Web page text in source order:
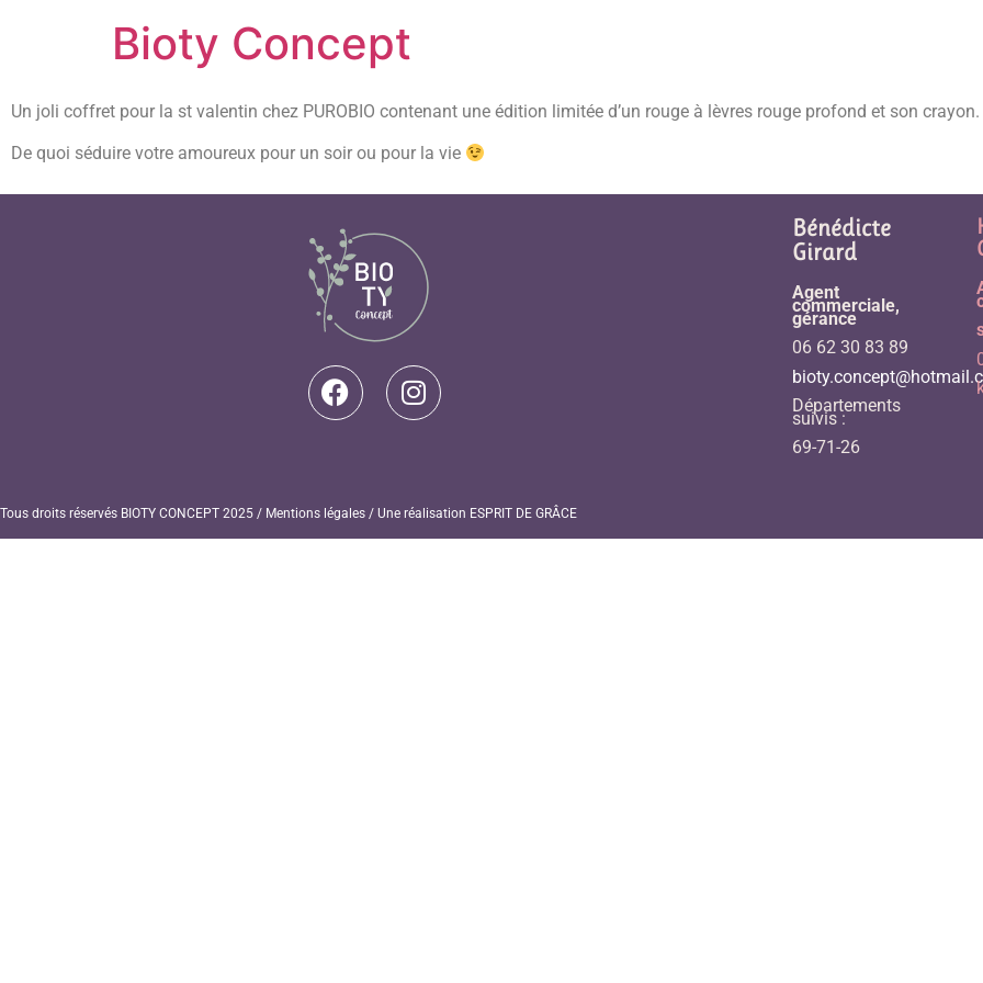
Bioty Concept
Un joli coffret pour la st valentin chez PUROBIO contenant une édition limitée d’un rouge à lèvres rouge profond et son crayon.
De quoi séduire votre amoureux pour un soir ou pour la vie
Bénédicte
Girard
Agent
commerciale,
gérance
06 62 30 83 89
Départements
suivis :
69-71-26
Tous droits réservés BIOTY CONCEPT 2025 / Mentions légales / Une réalisation ESPRIT DE GRÂCE